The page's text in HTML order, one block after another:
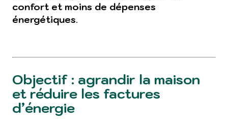
confort et moins de dépenses
énergétiques.
Objectif : agrandir la maison
et réduire les factures
d’énergie